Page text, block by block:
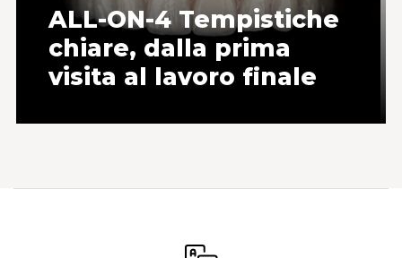
ALL-ON-4 Tempistiche
chiare, dalla prima
visita al lavoro finale